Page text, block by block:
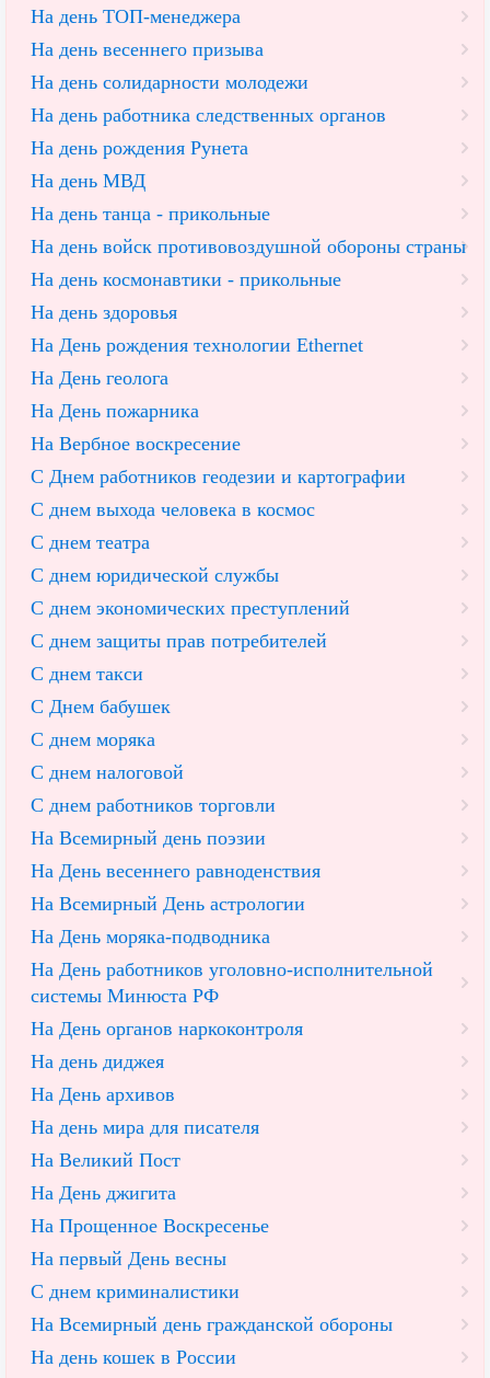
На день ТОП-менеджера
На день весеннего призыва
На день солидарности молодежи
На день работника следственных органов
На день рождения Рунета
На день МВД
На день танца - прикольные
На день войск противовоздушной обороны страны
На день космонавтики - прикольные
На день здоровья
На День рождения технологии Ethernet
На День геолога
На День пожарника
На Вербное воскресение
С Днем работников геодезии и картографии
С днем выхода человека в космос
С днем театра
С днем юридической службы
С днем экономических преступлений
С днем защиты прав потребителей
С днем такси
С Днем бабушек
С днем моряка
С днем налоговой
С днем работников торговли
На Всемирный день поэзии
На День весеннего равноденствия
На Всемирный День астрологии
На День моряка-подводника
На День работников уголовно-исполнительной
системы Минюста РФ
На День органов наркоконтроля
На день диджея
На День архивов
На день мира для писателя
На Великий Пост
На День джигита
На Прощенное Воскресенье
На первый День весны
С днем криминалистики
На Всемирный день гражданской обороны
На день кошек в России